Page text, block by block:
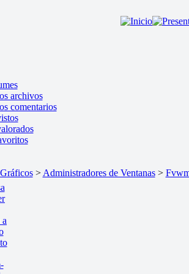
archivos
comentarios
> Administradores de Ventanas>